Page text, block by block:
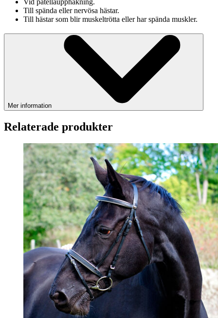
Vid patellaupphakning.
Till spända eller nervösa hästar.
Till hästar som blir muskeltrötta eller har spända muskler.
Mer information
Relaterade produkter